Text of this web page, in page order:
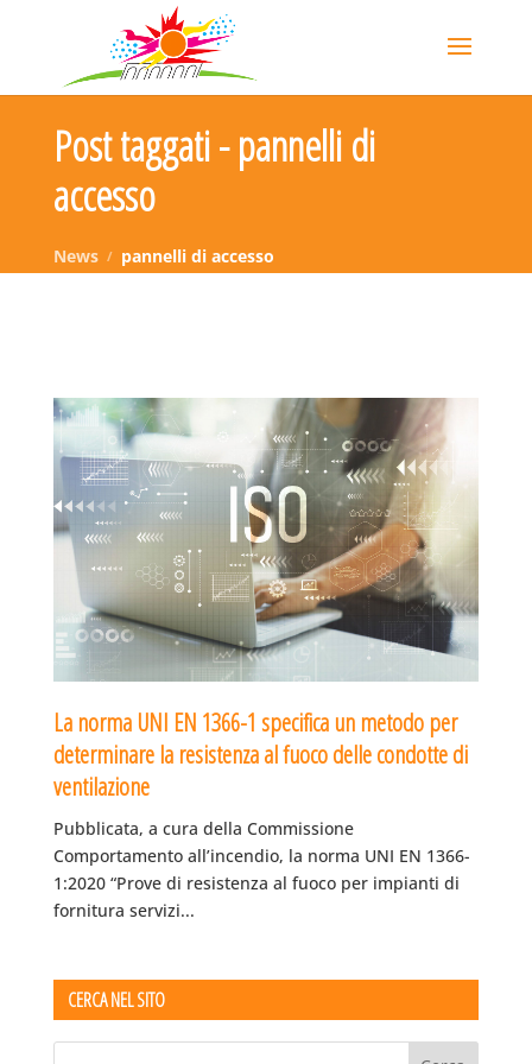
Post taggati - pannelli di
accesso
News pannelli di accesso
La norma UNI EN 1366-1 specifica un metodo per
determinare la resistenza al fuoco delle condotte di
ventilazione
Pubblicata, a cura della Commissione
Comportamento all’incendio, la norma UNI EN 1366-
1:2020 “Prove di resistenza al fuoco per impianti di
fornitura servizi...
CERCA NEL SITO